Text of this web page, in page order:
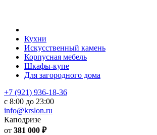
Кухни
Искусственный камень
Корпусная мебель
Шкафы-купе
Для загородного дома
+7 (921) 936-18-36
с 8:00 до 23:00
info@krslon.ru
Каподризе
от 381 000 ₽